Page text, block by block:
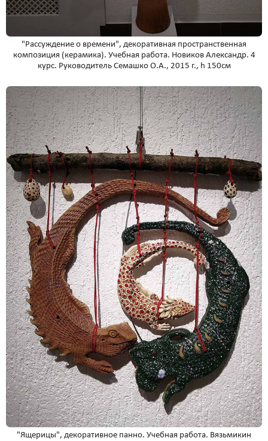
"Рассуждение о времени", декоративная пространственная
композиция (керамика). Учебная работа. Новиков Александр. 4
курс. Руководитель Семашко О.А., 2015 г., h 150см
"Ящерицы", декоративное панно. Учебная работа. Вязьмикин